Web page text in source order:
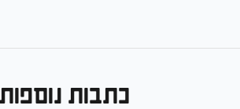
כתבות נוספות